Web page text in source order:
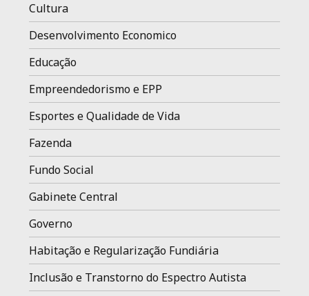
Cultura
Desenvolvimento Economico
Educação
Empreendedorismo e EPP
Esportes e Qualidade de Vida
Fazenda
Fundo Social
Gabinete Central
Governo
Habitação e Regularização Fundiária
Inclusão e Transtorno do Espectro Autista